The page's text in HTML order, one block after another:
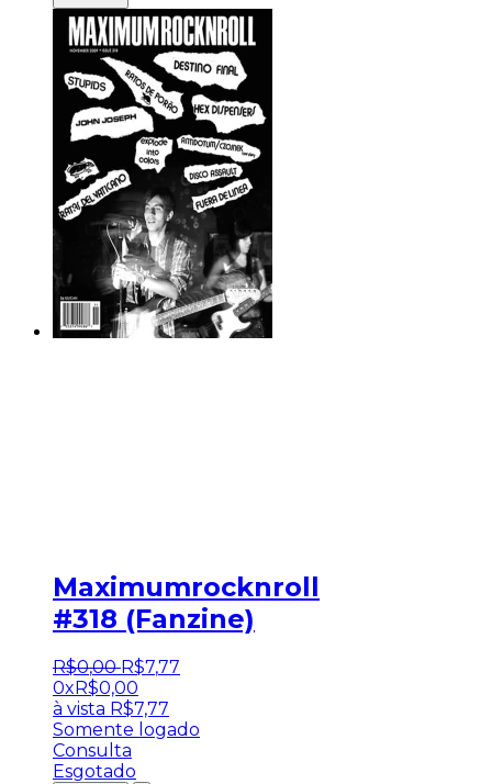
Maximumrocknroll
#318 (Fanzine)
R$0,00 R$7,77
0xR$0,00
à vista R$7,77
Somente logado
Consulta
Esgotado